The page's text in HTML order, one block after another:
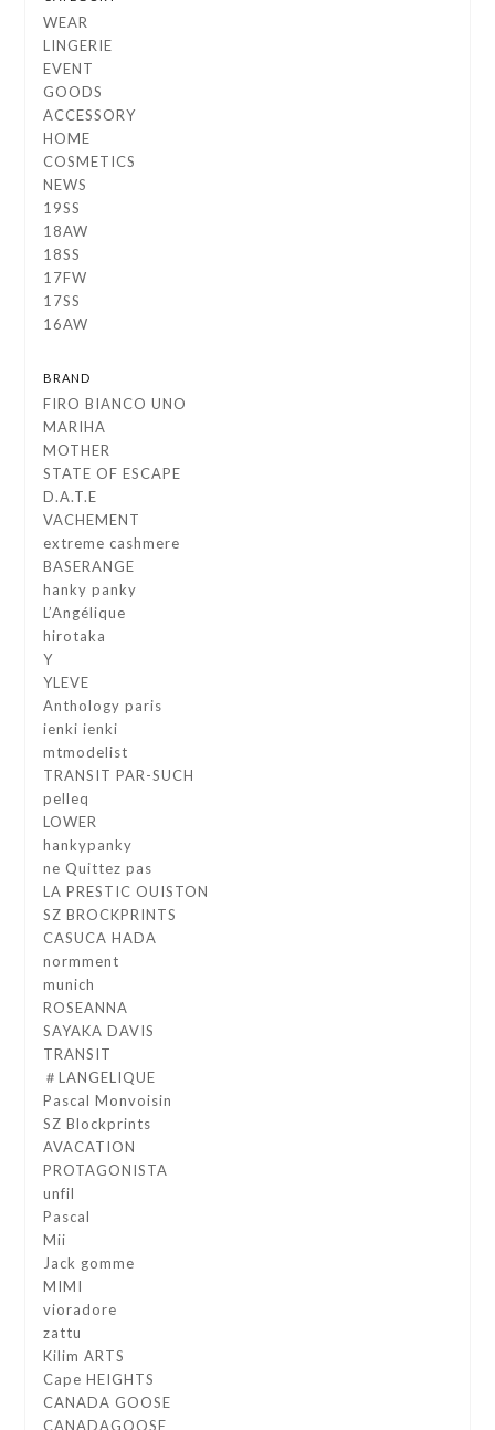
WEAR
LINGERIE
EVENT
GOODS
ACCESSORY
HOME
COSMETICS
NEWS
19SS
18AW
18SS
17FW
17SS
16AW
BRAND
FIRO BIANCO UNO
MARIHA
MOTHER
STATE OF ESCAPE
D.A.T.E
VACHEMENT
extreme cashmere
BASERANGE
hanky panky
L’Angélique
hirotaka
Y
YLEVE
Anthology paris
ienki ienki
mtmodelist
TRANSIT PAR-SUCH
pelleq
LOWER
hankypanky
ne Quittez pas
LA PRESTIC OUISTON
SZ BROCKPRINTS
CASUCA HADA
normment
munich
ROSEANNA
SAYAKA DAVIS
TRANSIT
＃LANGELIQUE
Pascal Monvoisin
SZ Blockprints
AVACATION
PROTAGONISTA
unfil
Pascal
Mii
Jack gomme
MIMI
vioradore
zattu
Kilim ARTS
Cape HEIGHTS
CANADA GOOSE
CANADAGOOSE